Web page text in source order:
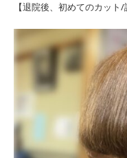
【退院後、初めてのカット